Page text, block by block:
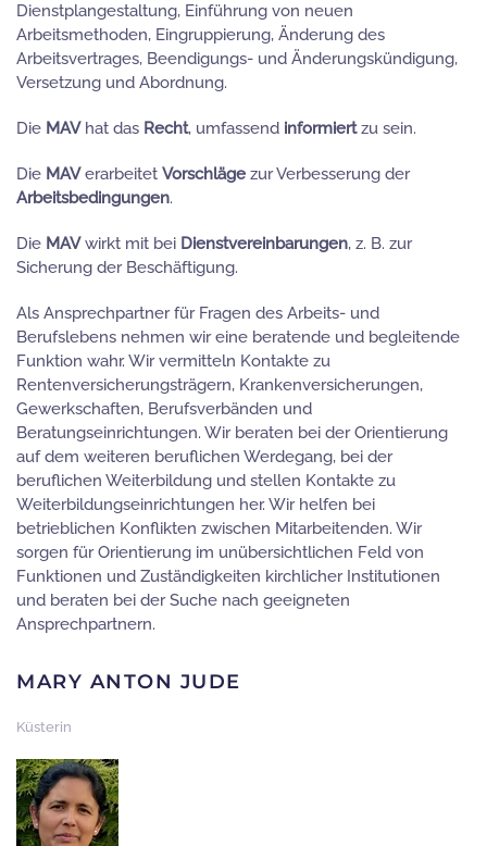
Dienstplangestaltung, Einführung von neuen
Arbeitsmethoden, Eingruppierung, Änderung des
Arbeitsvertrages, Beendigungs- und Änderungskündigung,
Versetzung und Abordnung.
Die MAVhat das Recht, umfassend informiertzu sein.
Die MAVerarbeitet Vorschläge zur Verbesserung der
Arbeitsbedingungen.
Die MAVwirkt mit bei Dienstvereinbarungen, z. B. zur
Sicherung der Beschäftigung.
Als Ansprechpartner für Fragen des Arbeits- und
Berufslebens nehmen wir eine beratende und begleitende
Funktion wahr. Wir vermitteln Kontakte zu
Rentenversicherungsträgern, Krankenversicherungen,
Gewerkschaften, Berufsverbänden und
Beratungseinrichtungen. Wir beraten bei der Orientierung
auf dem weiteren beruflichen Werdegang, bei der
beruflichen Weiterbildung und stellen Kontakte zu
Weiterbildungseinrichtungen her. Wir helfen bei
betrieblichen Konflikten zwischen Mitarbeitenden. Wir
sorgen für Orientierung im unübersichtlichen Feld von
Funktionen und Zuständigkeiten kirchlicher Institutionen
und beraten bei der Suche nach geeigneten
Ansprechpartnern.
MARY ANTON JUDE
Küsterin